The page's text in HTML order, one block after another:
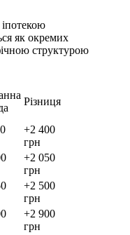
як окремих
структурою
Різниця
+2 400
грн
+2 050
грн
+2 500
грн
+2 900
грн